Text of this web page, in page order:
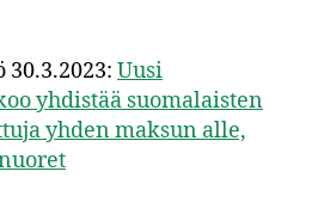
30.3.2023: Uusi
yhdistää suomalaisten
yhden maksun alle,